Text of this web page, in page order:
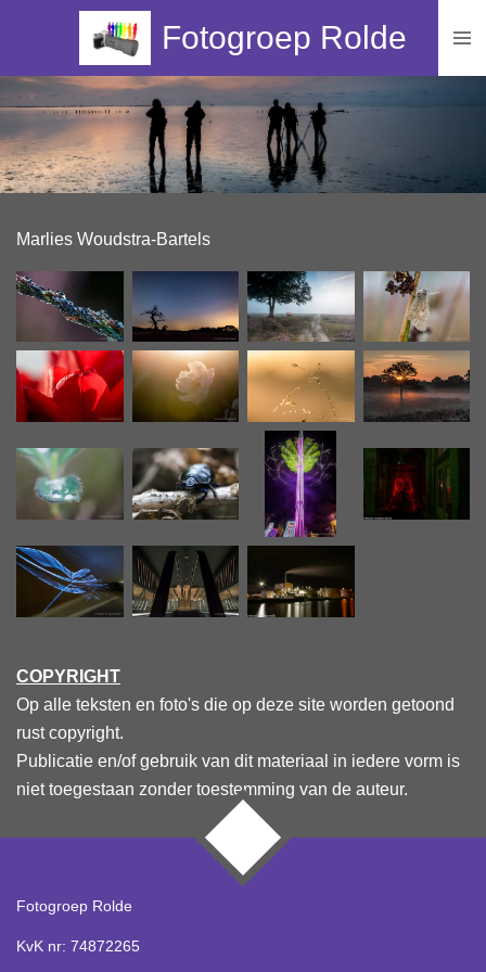
naar
de
hoofdinhoud
Fotogroep Rolde
Marlies Woudstra-Bartels
COPYRIGHT
Op alle teksten en foto's die op deze site worden getoond
rust copyright.
Publicatie en/of gebruik van dit materiaal in iedere vorm is
niet toegestaan zonder toestemming van de auteur.
Fotogroep Rolde
KvK nr: 74872265